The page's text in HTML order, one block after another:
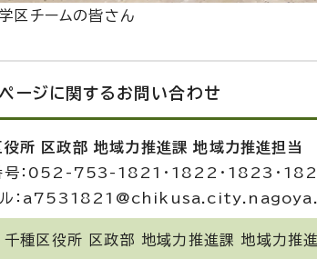
区チームの皆さん
ージに関する お問い合わせ
役所 区政部 地域力推進課 地域力推進担当
号：052-753-1821・1822・1823・
ル：
千種区役所 区政部 地域力推進課 地域力推